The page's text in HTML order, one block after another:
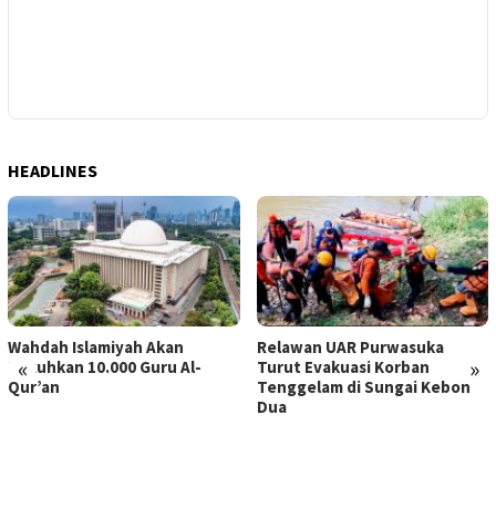
HEADLINES
« »
Wahdah Islamiyah Akan
Kukuhkan 10.000 Guru Al-
Qur’an
Relawan UAR Purwasuka
Turut Evakuasi Korban
Tenggelam di Sungai Kebon
Dua